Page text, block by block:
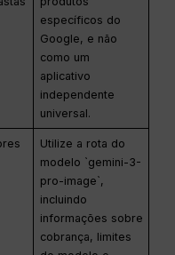
específicos do
Google, e não
como um
aplicativo
independente
universal.
Utilize a rota do
modelo `gemini-3-
pro-image`,
incluindo
informações sobre
cobrança, limites